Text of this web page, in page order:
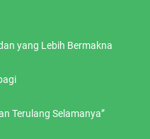
yang Lebih Bermakna
Terulang Selamanya”